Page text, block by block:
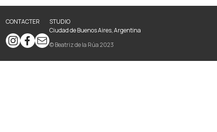
CONTACTER
STUDIO
Ciudad de Buenos Aires, Argentina
© Beatriz de la Rúa 2023